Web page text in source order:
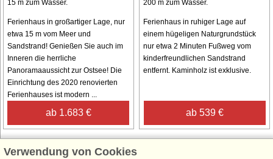
15 m zum Wasser.
Ferienhaus in großartiger Lage, nur
etwa 15 m vom Meer und
Sandstrand! Genießen Sie auch im
Inneren die herrliche
Panoramaaussicht zur Ostsee! Die
Einrichtung des 2020 renovierten
Ferienhauses ist modern ...
ab 1.683 €
200 m zum Wasser.
Ferienhaus in ruhiger Lage auf
einem hügeligen Naturgrundstück
nur etwa 2 Minuten Fußweg vom
kinderfreundlichen Sandstrand
entfernt. Kaminholz ist exklusive.
ab 539 €
Verwendung von Cookies